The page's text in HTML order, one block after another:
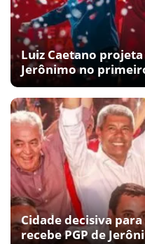
Luiz Caetano
Jerônimo no
Cidade decisiva
recebe PGP de